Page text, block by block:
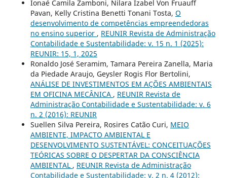
Ionaé Camila Zamboni, Nilara Izabel Von Fruauff
Pavan, Kelly Cristina Benetti Tonani Tosta, O
desenvolvimento de competências empreendedoras
no ensino superior , REUNIR Revista de Administração
Contabilidade e Sustentabilidade: v. 15 n. 1 (2025):
REUNIR: 15, 1, 2025
Ronaldo José Seramim, Tamara Pereira Zanella, Maria
da Piedade Araujo, Geysler Rogis Flor Bertolini,
ANÁLISE DE INVESTIMENTOS EM AÇÕES AMBIENTAIS
EM OFICINA MECÂNICA , REUNIR Revista de
Administração Contabilidade e Sustentabilidade: v. 6
n. 2 (2016): REUNIR
Suellen Silva Pereira, Rosires Catão Curi, MEIO
AMBIENTE, IMPACTO AMBIENTAL E
DESENVOLVIMENTO SUSTENTÁVEL: CONCEITUAÇÕES
TEÓRICAS SOBRE O DESPERTAR DA CONSCIÊNCIA
AMBIENTAL , REUNIR Revista de Administração
Contabilidade e Sustentabilidade: v. 2 n. 4 (2012):